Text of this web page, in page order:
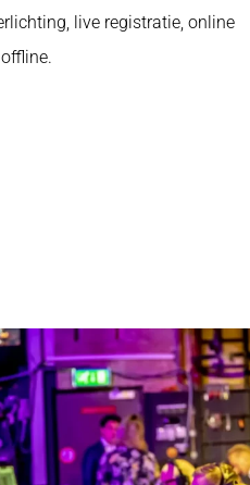
live registratie, online